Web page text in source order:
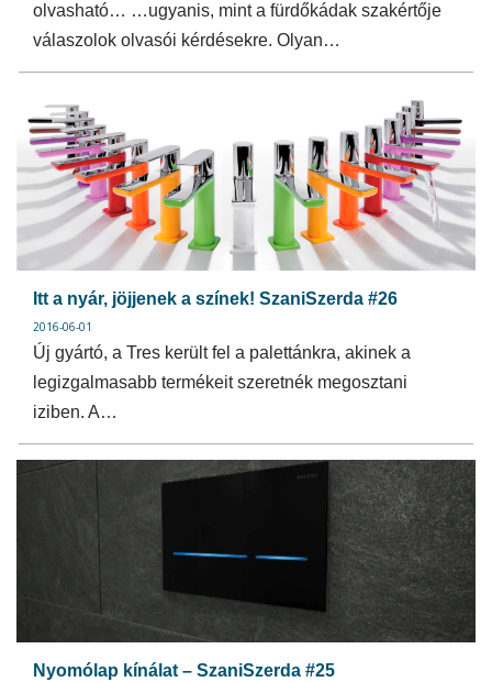
olvasható… …ugyanis, mint a fürdőkádak szakértője
válaszolok olvasói kérdésekre. Olyan…
Itt a nyár, jöjjenek a színek! SzaniSzerda #26
2016-06-01
Új gyártó, a Tres került fel a palettánkra, akinek a
legizgalmasabb termékeit szeretnék megosztani
iziben. A…
Nyomólap kínálat – SzaniSzerda #25